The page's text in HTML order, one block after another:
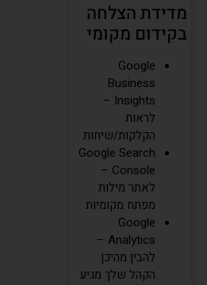
מדידת הצלחה
בקידום מקומי
Google
Business
Insights –
לראות
הקלקות/שיחות
Google Search
Console –
לאתר מילות
מפתח מקומיות
Google
Analytics –
להבין מהיכן
הקהל שלך מגיע